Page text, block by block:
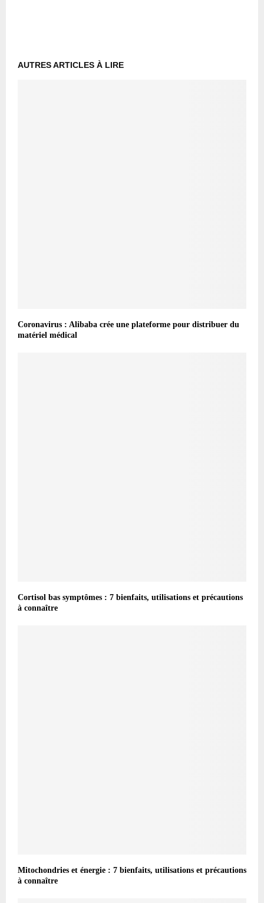
AUTRES ARTICLES À LIRE
Coronavirus : Alibaba crée une plateforme pour distribuer du
matériel médical
Cortisol bas symptômes : 7 bienfaits, utilisations et précautions
à connaître
Mitochondries et énergie : 7 bienfaits, utilisations et précautions
à connaître